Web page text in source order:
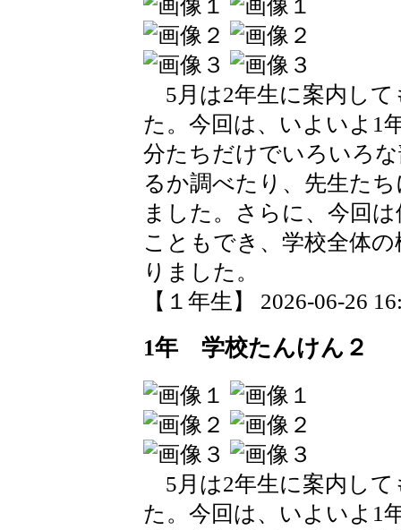
5月は2年生に案内して
た。今回は、いよいよ1
分たちだけでいろいろ
るか調べたり、先生た
ました。さらに、今回
こともでき、学校全体
りました。
【１年生】 2026-06-26
1年 学校たんけん２
5月は2年生に案内して
た。今回は、いよいよ1